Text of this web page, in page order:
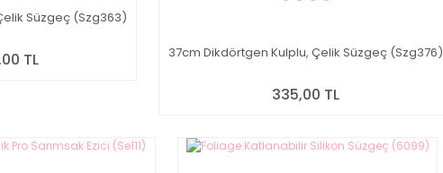
Süzgeç (Szg363)
TL 37cm Dikdörtgen Kulplu, Çelik Süzgeç (Szg376)
335,00 TL